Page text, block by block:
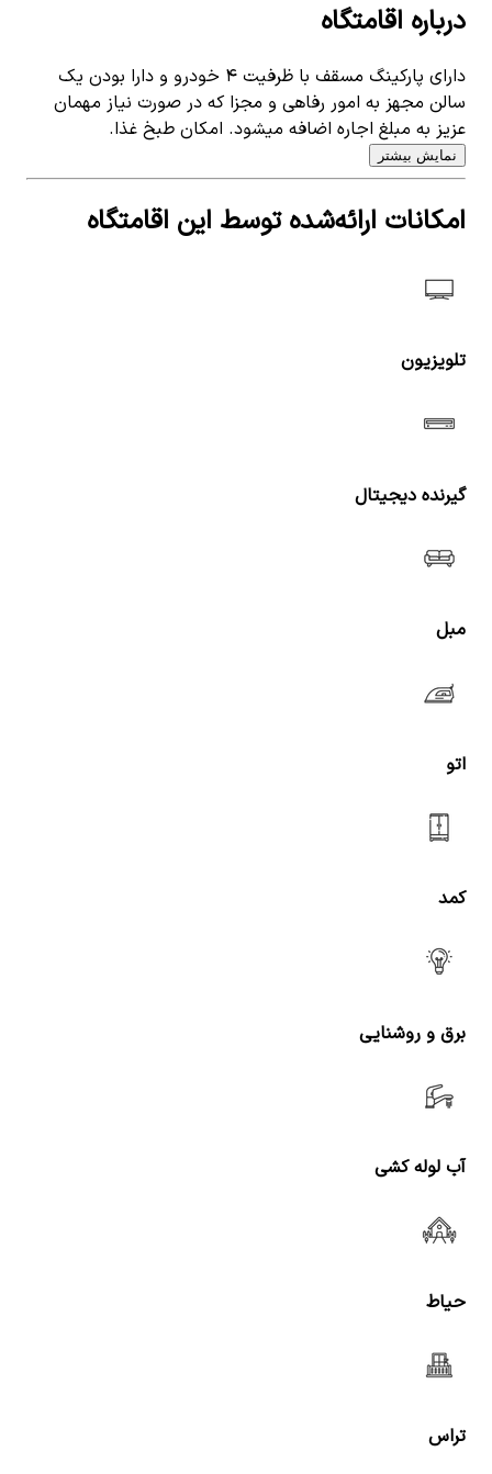
درباره اقامتگاه
دارای پارکینگ مسقف با ظرفیت ۴ خودرو و دارا بودن یک
سالن مجهز به امور رفاهی و مجزا که در صورت نیاز مهمان
عزیز به مبلغ اجاره اضافه میشود. امکان طبخ غذا.
نمایش بیشتر
امکانات ارائه‌شده توسط این اقامتگاه
تلویزیون
گیرنده دیجیتال
مبل
اتو
کمد
برق و روشنایی
آب لوله کشی
حیاط
تراس